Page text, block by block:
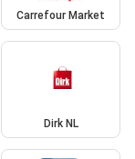
Carrefour Market
Dirk NL